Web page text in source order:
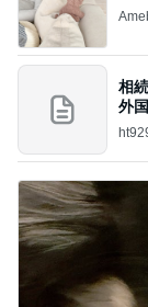
相
外
すよ